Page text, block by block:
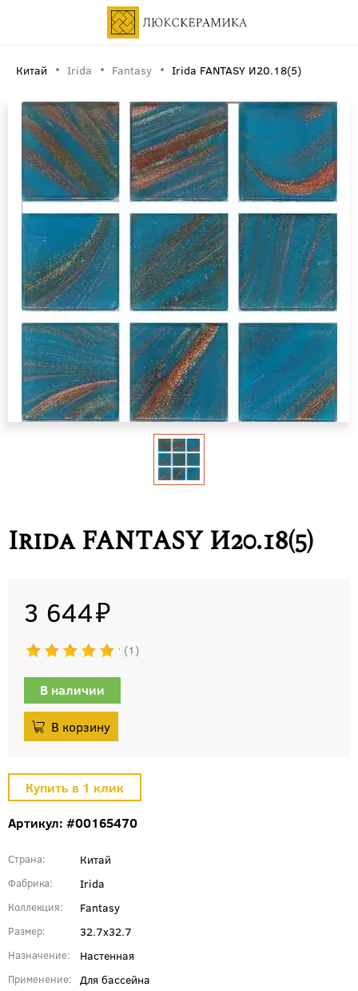
Китай Irida Fantasy Irida FANTASY И20.18(5)
Irida FANTASY И20.18(5)
3 644
1
В наличии
Артикул: #00165470
Страна Китай
Фабрика Irida
Коллекция Fantasy
Размер 32.7x32.7
Назначение Настенная
Применение Для бассейна